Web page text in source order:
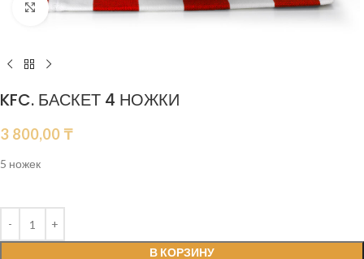
Нажмите, чтобы увеличить
KFC. БАСКЕТ 4 НОЖКИ
3 800,00 ₸
5 ножек
В КОРЗИНУ